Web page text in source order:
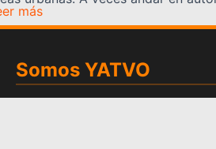
más
Somos YATVO
Somos YATVO ¡Tu canal online!